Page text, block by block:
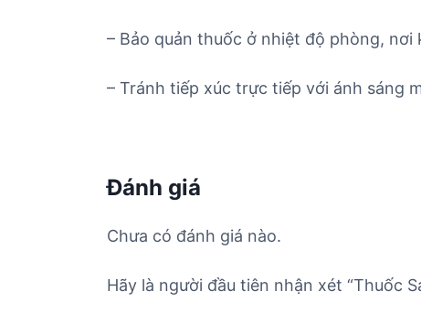
– Bảo quản thuốc ở nhiệt độ phòng, nơi
– Tránh tiếp xúc trực tiếp với ánh sáng
Đánh giá
Chưa có đánh giá nào.
Hãy là người đầu tiên nhận xét “Thuốc